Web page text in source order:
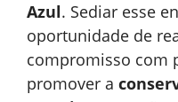
Azul. Sediar esse
oportunidade de
compromisso com
promover a